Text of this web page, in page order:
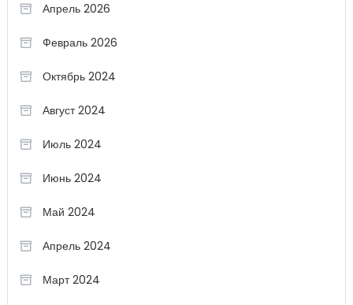
Апрель 2026
Февраль 2026
Октябрь 2024
Август 2024
Июль 2024
Июнь 2024
Май 2024
Апрель 2024
Март 2024